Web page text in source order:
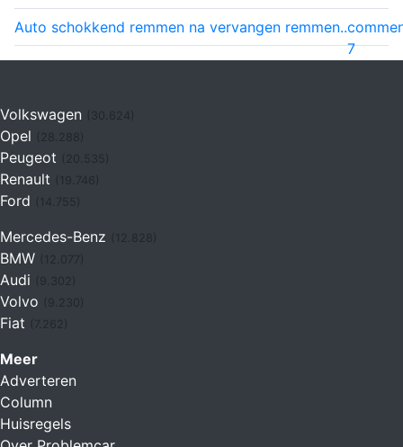
Auto schokkend remmen na vervangen remmen..
7
Volkswagen (30.624)
Opel
Peugeot
Renault (19.746)
Ford (14.755)
Mercedes-Benz
BMW
Audi
Volvo
Fiat (7.262)
Meer
Adverteren
Column
Huisregels